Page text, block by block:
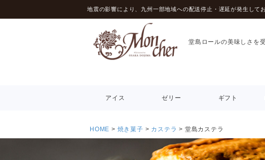
地震の影響により、九州一部地域への配送停止・遅延が発生して
堂島ロールの美味しさを
アイス ゼリー ギフト
HOME 焼き菓子 カステラ 堂島カステラ